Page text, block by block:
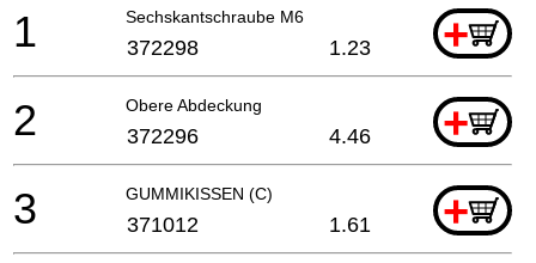
Sechskantschraube M6 +
1 372298 1.23
Obere Abdeckung +
2 372296 4.46
GUMMIKISSEN (C) +
3 371012 1.61